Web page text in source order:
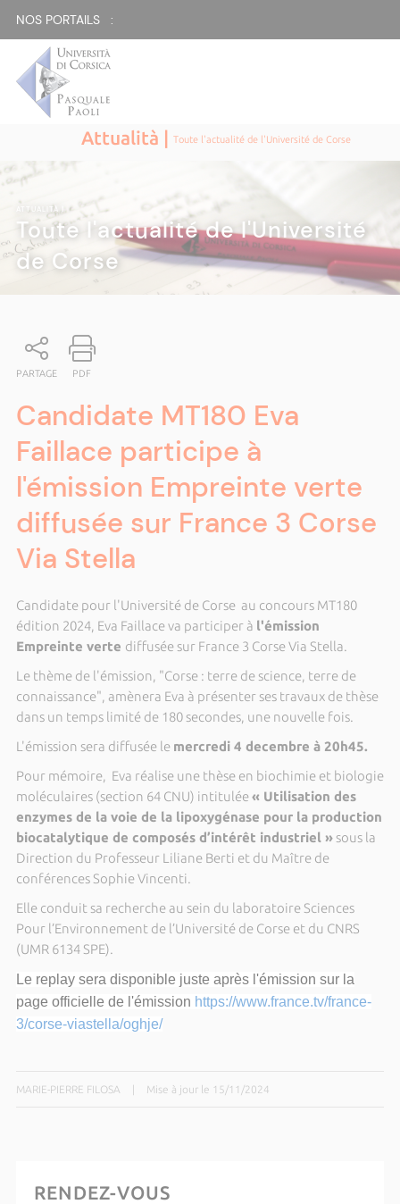
NOS PORTAILS :
Attualità |Toute l'actualité de l'Université de Corse
ATTUALITÀ|
Toute l'actualité de l'Université
de Corse
PARTAGE PDF
Candidate MT180 Eva
Faillace participe à
l'émission Empreinte verte
diffusée sur France 3 Corse
Via Stella
Candidate pour l'Université de Corse au concours MT180
édition 2024, Eva Faillace va participer à l'émission
Empreinte verte diffusée sur France 3 Corse Via Stella.
Le thème de l'émission, "Corse : terre de science, terre de
connaissance", amènera Eva à présenter ses travaux de thèse
dans un temps limité de 180 secondes, une nouvelle fois.
L'émission sera diffusée le mercredi 4 decembre à 20h45.
Pour mémoire, Eva réalise une thèse en biochimie et biologie
moléculaires (section 64 CNU) intitulée« Utilisation des
enzymes de la voie de la lipoxygénase pour la production
biocatalytique de composés d’intérêt industriel »sous la
Direction du Professeur Liliane Berti et du Maître de
conférences Sophie Vincenti.
Elle conduit sa recherche au sein du laboratoire Sciences
Pour l’Environnement de l’Université de Corse et du CNRS
(UMR 6134 SPE).
Le replay sera disponible juste après l'émission sur la
page officielle de l'émission https://www.france.tv/france-
3/corse-viastella/oghje/
MARIE-PIERRE FILOSA Mise à jour le 15/11/2024
RENDEZ-VOUS